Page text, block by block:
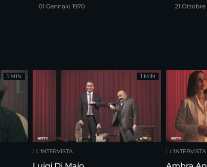
01 Gennaio 1970 21 Ottobre
1 MIN
L'INTERVISTA
1 MIN
L'INTERVISTA